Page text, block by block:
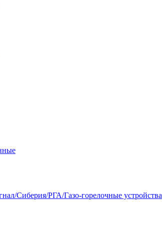
Сиберия/РГА/Газо-горелочные устройства